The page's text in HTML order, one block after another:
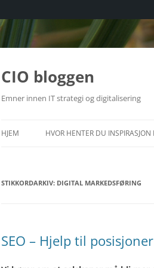
Hopp
CIO bloggen
Emner innen IT strategi og digitalisering
HJEM HVOR HENTER DU INSPIRASJON
STIKKORDARKIV: DIGITAL MARKEDSFØRING
SEO – Hjelp til